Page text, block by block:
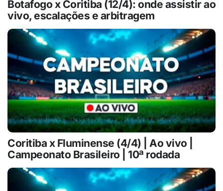
Botafogo x Coritiba (12/4): onde assistir ao
vivo, escalações e arbitragem
Coritiba x Fluminense (4/4) | Ao vivo |
Campeonato Brasileiro | 10ª rodada